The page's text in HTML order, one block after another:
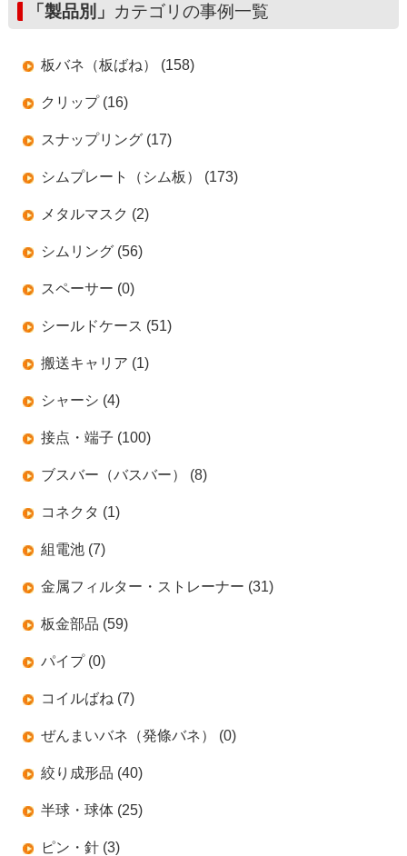
「製品別」 カテゴリの事例一覧
板バネ（板ばね） (158)
クリップ (16)
スナップリング (17)
シムプレート（シム板） (173)
メタルマスク (2)
シムリング (56)
スペーサー (0)
シールドケース (51)
搬送キャリア (1)
シャーシ (4)
接点・端子 (100)
ブスバー（バスバー） (8)
コネクタ (1)
組電池 (7)
金属フィルター・ストレーナー (31)
板金部品 (59)
パイプ (0)
コイルばね (7)
ぜんまいバネ（発條バネ） (0)
絞り成形品 (40)
半球・球体 (25)
ピン・針 (3)